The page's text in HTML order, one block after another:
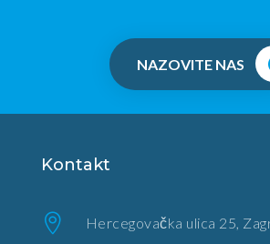
NAZOVITE NAS
Kontakt
 Hercegovačka ulica 25,